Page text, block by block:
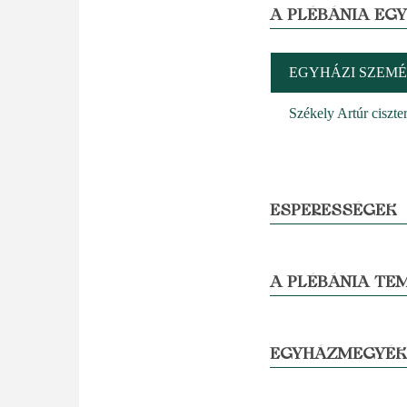
A PLÉBÁNIA
EGYHÁZI
Székely Artúr
ESPERESSÉGEK
A PLÉBÁNIA
EGYHÁZMEGYÉK